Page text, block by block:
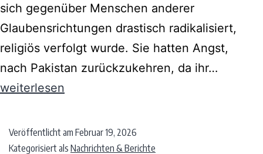
sich gegenüber Menschen anderer
Glaubensrichtungen drastisch radikalisiert,
religiös verfolgt wurde. Sie hatten Angst,
nach Pakistan zurückzukehren, da ihr…
weiterlesen
Veröffentlicht am Februar 19, 2026
Kategorisiert als Nachrichten & Berichte